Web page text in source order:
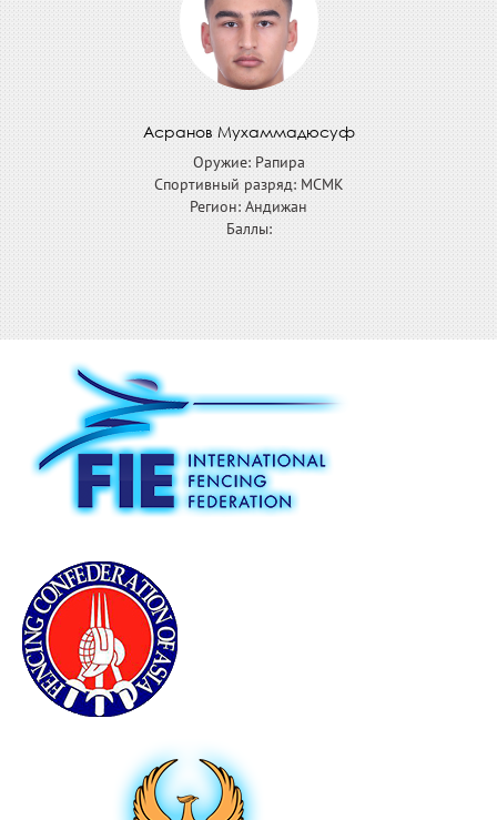
Асранов Мухаммадюсуф
Оружие: Рапира
Спортивный разряд: МСМК
Регион: Андижан
Баллы: